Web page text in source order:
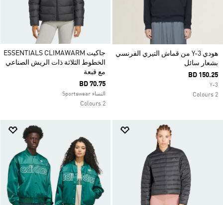
هودي Y-3 من قماش التيري الفرنسي
بشعار سائل
BD 150.25
Y-3
2 Colours
جاكيت ESSENTIALS CLIMAWARM
الخطوط الثلاثة ذات الريش الصناعي
مع قبعة
BD 70.75
النساء Sportswear
2 Colours